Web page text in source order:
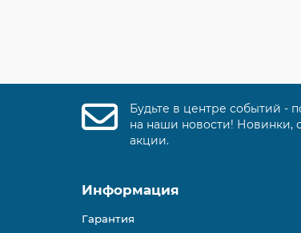
Будьте в центре событий -
на наши новости! Новинки,
акции.
Информация
Гарантия